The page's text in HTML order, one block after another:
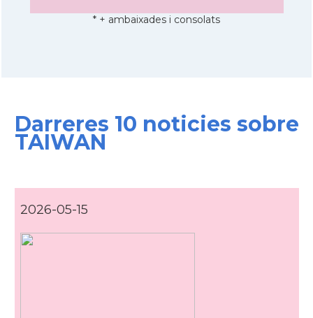
* + ambaixades i consolats
Darreres 10 noticies sobre
TAIWAN
2026-05-15